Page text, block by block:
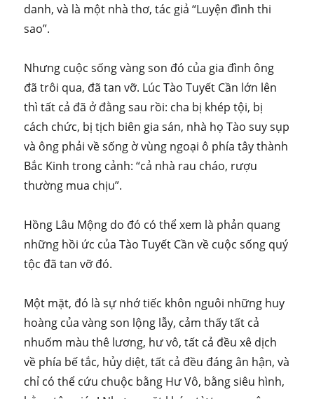
danh, và là một nhà thơ, tác giả “Luyện đình thi
sao”.
Nhưng cuộc sống vàng son đó của gia đình ông
đã trôi qua, đã tan vỡ. Lúc Tào Tuyết Cần lớn lên
thì tất cả đã ở đằng sau rồi: cha bị khép tội, bị
cách chức, bị tịch biên gia sán, nhà họ Tào suy sụp
và ông phải về sống ờ vùng ngoại ô phía tây thành
Bắc Kinh trong cảnh: “cả nhà rau cháo, rượu
thường mua chịu”.
Hồng Lâu Mộng do đó có thể xem là phản quang
những hồi ức của Tào Tuyết Cần về cuộc sống quý
tộc đã tan vỡ đó.
Một mặt, đó là sự nhớ tiếc khôn nguôi những huy
hoàng của vàng son lộng lẫy, cảm thấy tất cả
nhuốm màu thê lương, hư vô, tất cả đều xê dịch
về phía bế tắc, hủy diệt, tất cả đều đáng ân hận, và
chỉ có thể cứu chuộc bằng Hư Vô, bằng siêu hình,